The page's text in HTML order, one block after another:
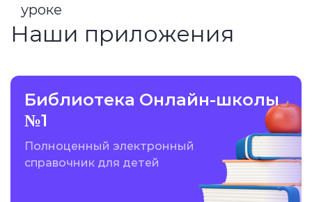
уроке
Наши приложения
Библиотека Онлайн-школы
№1
Полноценный электронный
справочник для детей